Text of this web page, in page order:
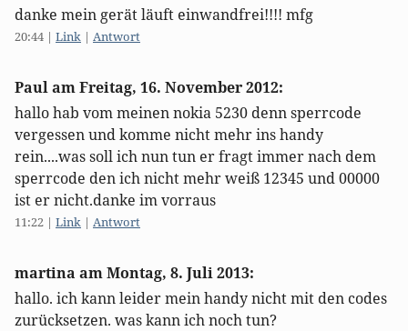
danke mein gerät läuft einwandfrei!!!! mfg
20:44 | Link | Antwort
Paul amFreitag, 16. November 2012:
hallo hab vom meinen nokia 5230 denn sperrcode
vergessen und komme nicht mehr ins handy
rein....was soll ich nun tun er fragt immer nach dem
sperrcode den ich nicht mehr weiß 12345 und 00000
ist er nicht.danke im vorraus
11:22 | Link | Antwort
martina amMontag, 8. Juli 2013:
hallo. ich kann leider mein handy nicht mit den codes
zurücksetzen. was kann ich noch tun?